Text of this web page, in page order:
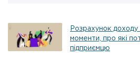
Розрахунок
моменти, про які
підприємцю